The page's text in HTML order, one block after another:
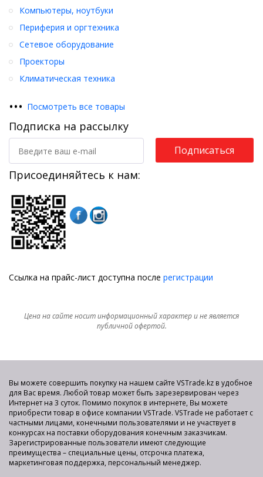
Компьютеры, ноутбуки
Периферия и оргтехника
Сетевое оборудование
Проекторы
Климатическая техника
••• Посмотреть все товары
Подписка на рассылку
Подписаться
Присоединяйтесь к нам:
Ссылка на прайс-лист доступна после регистрации
Цена на сайте носит информационный характер и не является
публичной офертой.
Вы можете совершить покупку на нашем сайте VSTrade.kz в удобное
для Вас время. Любой товар может быть зарезервирован через
Интернет на 3 суток. Помимо покупок в интернете, Вы можете
приобрести товар в офисе компании VSTrade. VSTrade не работает с
частными лицами, конечными пользователями и не участвует в
конкурсах на поставки оборудования конечным заказчикам.
Зарегистрированные пользователи имеют следующие
преимущества – специальные цены, отсрочка платежа,
маркетинговая поддержка, персональный менеджер.